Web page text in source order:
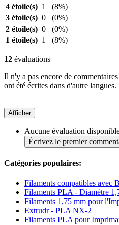
4 étoile(s) 1
(8%)
3 étoile(s) 0
(0%)
2 étoile(s) 0
(0%)
1 étoile(s) 1 (8%)
12 évaluations
Il n'y a pas encore de
ont été écrites dans d'autre langues.
Afficher
Aucune évaluation
Écrivez le premier
Catégories populaires:
Filaments compatibles avec
Filaments PLA - Diamètre
Filaments 1,75 mm pour
Extrudr - PLA NX-2
Filaments PLA pour